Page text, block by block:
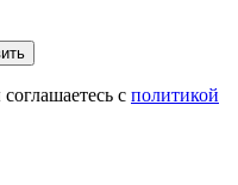
с политикой